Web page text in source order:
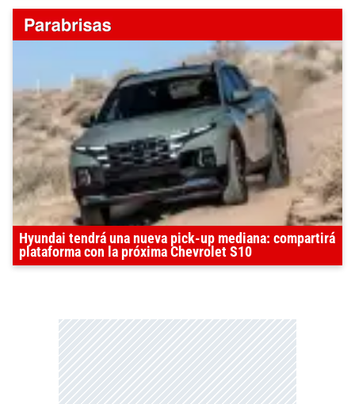
Hyundai tendrá una nueva pick-up mediana: compartirá
plataforma con la próxima Chevrolet S10